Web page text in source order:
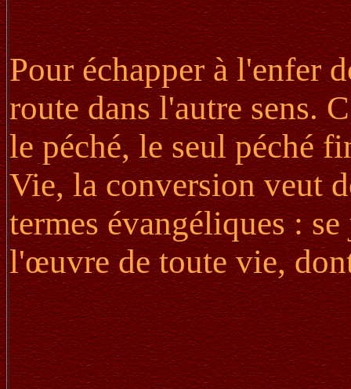
Pour échapper à l'enfer
route dans l'autre sens.
le péché, le seul péché
Vie, la conversion veut
termes évangéliques :
l'œuvre de toute vie,